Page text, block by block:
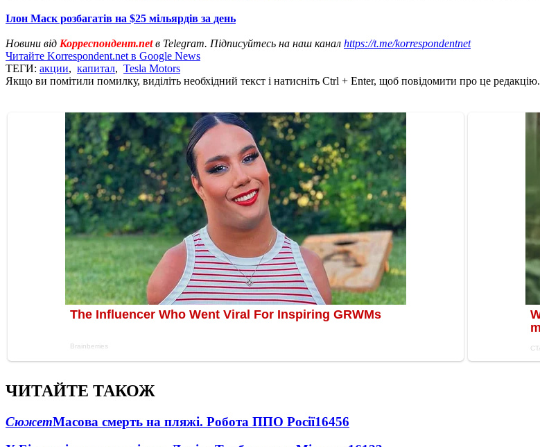
Ілон Маск розбагатів на $25 мільярдів за день
Новини від Корреспондент.netв Telegram. Підписуйтесь на наш канал https://t.me/korrespondentnet
Читайте Korrespondent.net в Google News
ТЕГИ: акции, капитал, Tesla Motors
Якщо ви помітили помилку, виділіть необхідний текст і натисніть Ctrl + Enter, щоб повідомити про це редакцію.
ЧИТАЙТЕ ТАКОЖ
СюжетМасова смерть на пляжі. Робота ППО Росії16456